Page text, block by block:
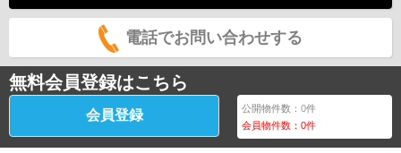
電話でお問い合わせする
無料会員登録はこちら
会員登録 公開物件数：0件
会員物件数：0件